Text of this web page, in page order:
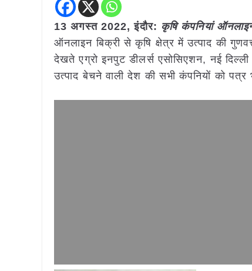
13 अगस्त 2022, इंदौर: कृषि कंपनियां
ऑनलाइन बिक्री से कृषि क्षेत्र में उत्पाद की
देखते एग्रो इनपुट डीलर्स एसोसिएशन, नई
उत्पाद बेचने वाली देश की सभी कंपनियों को